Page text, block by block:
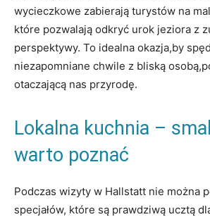
wycieczkowe zabierają turystów na
które pozwalają odkryć urok ‌jeziora z
perspektywy. To idealna okazja,by
niezapomniane chwile z bliską
otaczającą nas przyrodę.
Lokalna kuchnia –
warto ​poznać
Podczas wizyty w Hallstatt nie można
specjałów, które są prawdziwą ucztą